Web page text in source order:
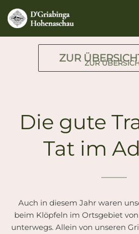
Inhalt
springen
ZUR ZUR
Die gute
Tat im
Auch in diesem Jahr waren
beim Klöpfeln im Ortsgebiet
unterwegs. Allein von unseren